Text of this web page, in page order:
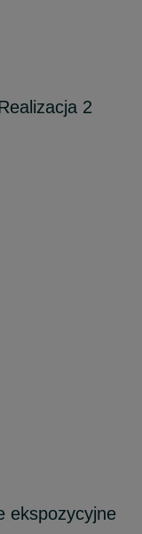
2
ekspozycyjne